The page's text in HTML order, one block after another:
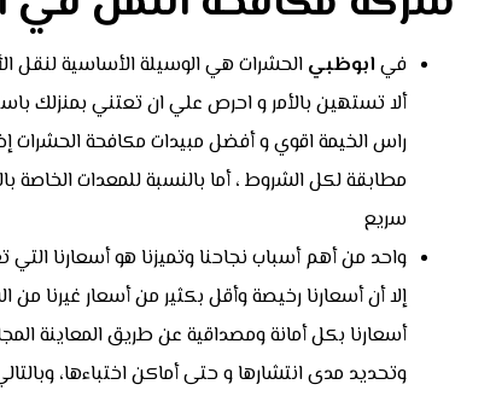
في ابوظبي الحشرات هي الوسيلة الأساسية لنقل
ألا تستهين بالأمر و احرص علي ان تعتني بمنزلك
راس الخيمة اقوي و أفضل مبيدات مكافحة الحشرات
مطابقة لكل الشروط ، أما بالنسبة للمعدات الخاصة
سريع
واحد من أهم أسباب نجاحنا وتميزنا هو أسعارنا
إلا أن أسعارنا رخيصة وأقل بكثير من أسعار غيرنا
أسعارنا بكل أمانة ومصداقية عن طريق المعاينة
وتحديد مدى انتشارها و حتى أماكن اختباءها،